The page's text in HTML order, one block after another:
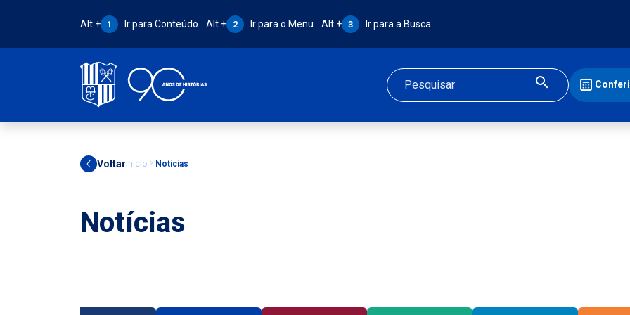
Atalho Alt + 1:
Alt + 1 Ir para Conteúdo Atalho Alt + 2:
Alt + 2 Ir para o Menu Atalho Alt + 3:
Alt + 3 Ir para a Busca
Buscar
Voltar Início Notícias
Notícias